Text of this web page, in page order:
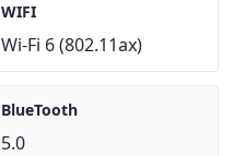
WIFI
Wi-Fi 6 (802.11ax)
BlueTooth
5.0